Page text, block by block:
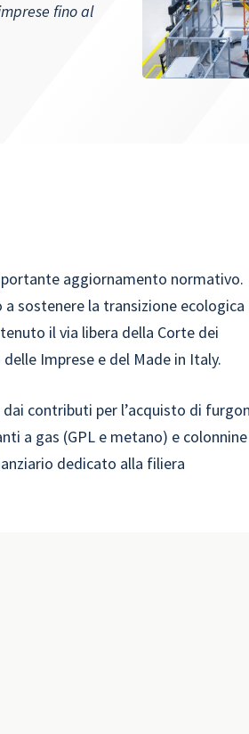
fino al
aggiornamento normativo.
sostenere la transizione ecologica
il via libera della Corte dei
Imprese e del Made in Italy.
contributi per l’acquisto di
a gas (GPL e metano) e colonnine
dedicato alla filiera